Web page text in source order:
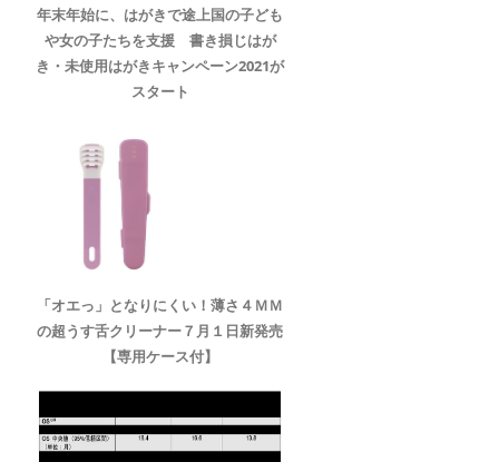
年末年始に、はがきで途上国の子ども
や女の子たちを支援 書き損じはが
き・未使用はがきキャンペーン2021が
スタート
「オエっ」となりにくい！薄さ４ＭＭ
の超うす舌クリーナー７月１日新発売
【専用ケース付】